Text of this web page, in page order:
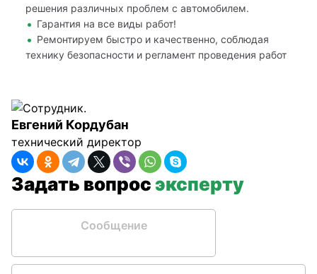
решения различных проблем с автомобилем.
Гарантия на все виды работ!
Ремонтируем быстро и качественно, соблюдая
технику безопасности и регламент проведения работ
Евгений Кордубан
технический директор
Задать вопросэксперту